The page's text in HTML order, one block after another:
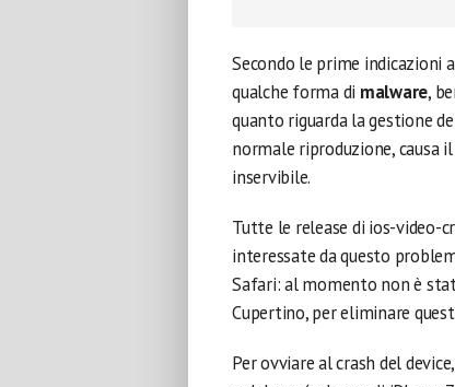
Secondo le prime indicazioni
qualche forma di malware,
quanto riguarda la gestione
normale riproduzione, causa
inservibile.
Tutte le release di ios-video-
interessate da questo
Safari: al momento non è
Cupertino, per eliminare
Per ovviare al crash del